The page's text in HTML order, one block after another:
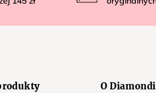
O Diamondi